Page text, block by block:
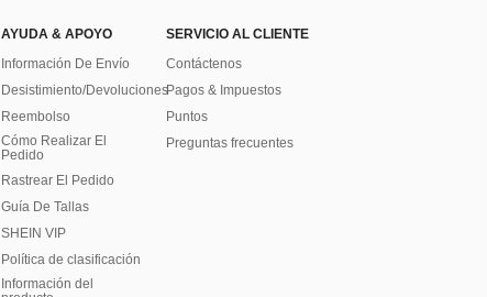
AYUDA & APOYO
Información De Envío
Desistimiento/Devoluciones
Reembolso
Cómo Realizar El
Pedido
Rastrear El Pedido
Guía De Tallas
SHEIN VIP
Política de clasificación
​Información del
SERVICIO AL CLIENTE
Contáctenos
Pagos & Impuestos
Puntos
Preguntas frecuentes